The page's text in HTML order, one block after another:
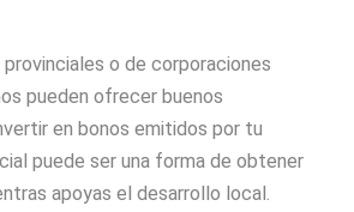
provinciales o de corporaciones
pueden ofrecer buenos
en bonos emitidos por tu
puede ser una forma de obtener
apoyas el desarrollo local.